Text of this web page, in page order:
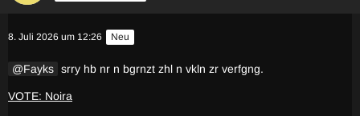
8. Juli 2026 um 12:26 Neu
Fayks srry hb nr n bgrnzt zhl n vkln zr verfgng.
VOTE: Noira